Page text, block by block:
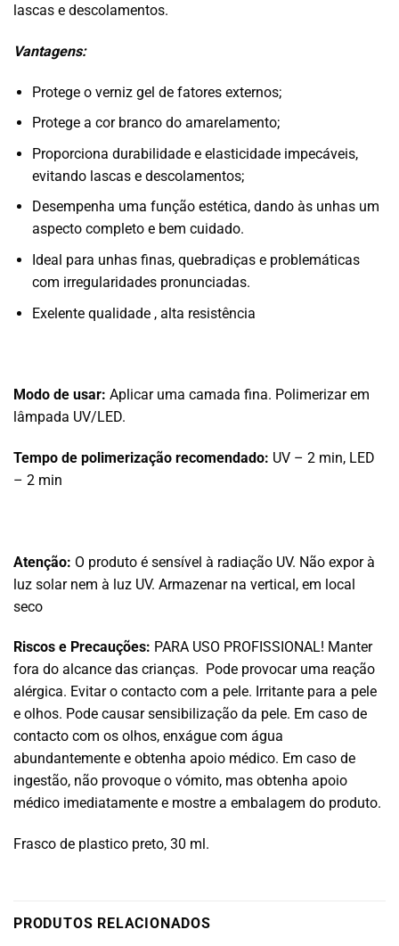
lascas e descolamentos.
Vantagens:
Protege o verniz gel de fatores externos;
Protege a cor branco do amarelamento;
Proporciona durabilidade e elasticidade impecáveis,
evitando lascas e descolamentos;
Desempenha uma função estética, dando às unhas um
aspecto completo e bem cuidado.
Ideal para unhas finas, quebradiças e problemáticas
com irregularidades pronunciadas.
Exelente qualidade , alta resistência
Modo de usar: Aplicar uma camada fina. Polimerizar em
lâmpada UV/LED.
Tempo de polimerização recomendado: UV – 2 min, LED
– 2 min
Atenção: O produto é sensível à radiação UV. Não expor à
luz solar nem à luz UV. Armazenar na vertical, em local
seco
Riscos e Precauções: PARA USO PROFISSIONAL! Manter
fora do alcance das crianças. Pode provocar uma reação
alérgica. Evitar o contacto com a pele. Irritante para a pele
e olhos. Pode causar sensibilização da pele. Em caso de
contacto com os olhos, enxágue com água
abundantemente e obtenha apoio médico. Em caso de
ingestão, não provoque o vómito, mas obtenha apoio
médico imediatamente e mostre a embalagem do produto.
Frasco de plastico preto, 30 ml.
PRODUTOS RELACIONADOS